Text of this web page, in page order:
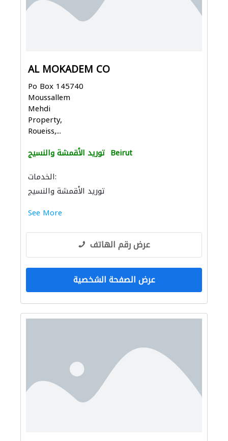
AL MOKADEM CO
Po Box 145740
Moussallem
Mehdi
Property,
Roueiss,...
توريد الأقمشة والنسيج Beirut
الخدمات:
توريد الأقمشة والنسيج
See More
عرض رقم الهاتف
عرض الصفحة الشخصية